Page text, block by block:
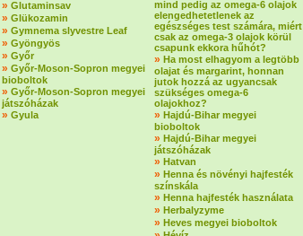
» Glutaminsav
» Glükozamin
» Gymnema slyvestre Leaf
» Gyöngyös
» Győr
» Győr-Moson-Sopron megyei
bioboltok
» Győr-Moson-Sopron megyei
játszóházak
» Gyula
mind pedig az omega-6 olajok
elengedhetetlenek az
egészséges test számára, miért
csak az omega-3 olajok körül
csapunk ekkora hűhót?
» Ha most elhagyom a legtöbb
olajat és margarint, honnan
jutok hozzá az ugyancsak
szükséges omega-6
olajokhoz?
» Hajdú-Bihar megyei
bioboltok
» Hajdú-Bihar megyei
játszóházak
» Hatvan
» Henna és növényi hajfesték
színskála
» Henna hajfesték használata
» Herbalyzyme
» Heves megyei bioboltok